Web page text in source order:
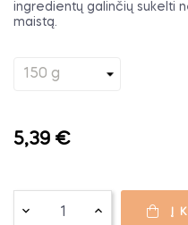
ingredientų galinčių sukelti
maistą.
5,39 €
Į